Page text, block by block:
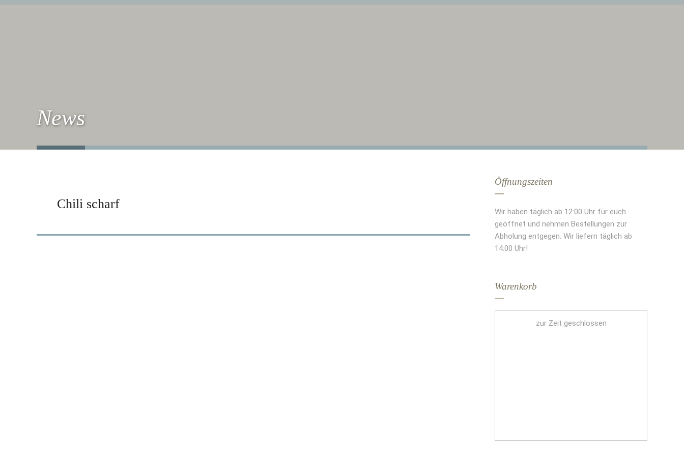
News
Chili scharf
Öffnungszeiten
Wir haben täglich ab 12:00 Uhr für euch
geöffnet und nehmen Bestellungen zur
Abholung entgegen. Wir liefern täglich ab
14:00 Uhr!
Warenkorb
zur Zeit geschlossen